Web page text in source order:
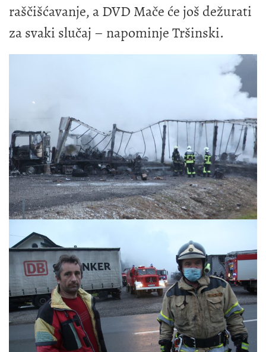
raščišćavanje, a DVD Mače će još dežurati
za svaki slučaj – napominje Tršinski.